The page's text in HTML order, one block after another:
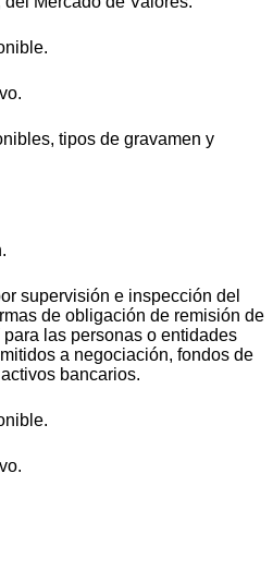
tipos de gravamen y
supervisión e inspección del
de obligación de remisión de
las personas o entidades
a negociación, fondos de
bancarios.